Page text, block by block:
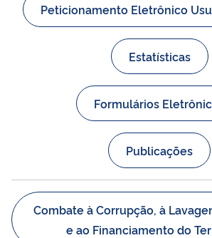
Peticionamento Eletrônico
Estatísticas
Formulários
Publicações
Combate à Corrupção, à
e ao Financiamento do